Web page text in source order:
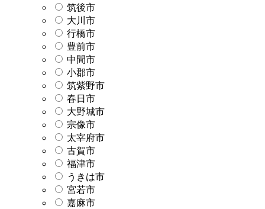
筑後市
大川市
行橋市
豊前市
中間市
小郡市
筑紫野市
春日市
大野城市
宗像市
太宰府市
古賀市
福津市
うきは市
宮若市
嘉麻市